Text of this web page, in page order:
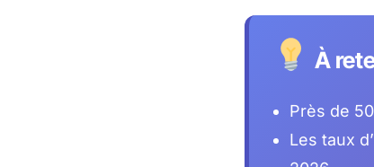
À
Près de
Les taux